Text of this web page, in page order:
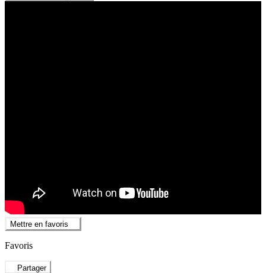
Mettre en favoris
Favoris
Partager